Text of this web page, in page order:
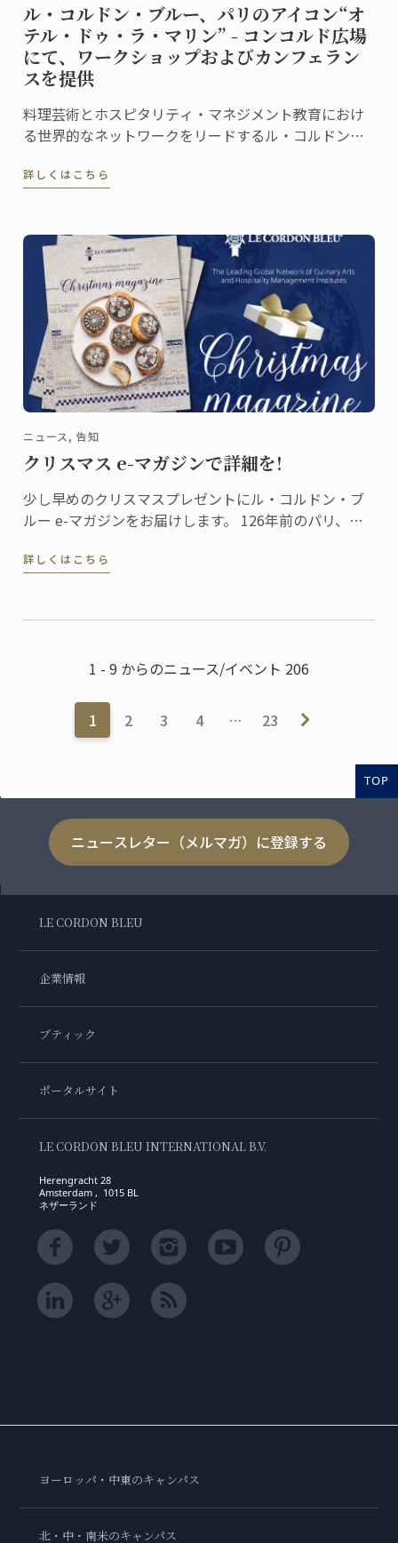
ル・コルドン・ブルー、パリのアイコン“オ
テル・ドゥ・ラ・マリン” - コンコルド広場
にて、ワークショップおよびカンフェラン
スを提供
料理芸術とホスピタリティ・マネジメント教育におけ
る世界的なネットワークをリードするル・コルドン・
des Monuments Nationaux, CMN）より、パリのオテ
詳しくはこちら
ニュース, 告知
クリスマス e-マガジンで詳細を!
少し早めのクリスマスプレゼントにル・コルドン・ブ
ルー e-マガジンをお届けします。 126年前のパリ、当
ー。 料理の出版物が始まりのきっかけでした。 この歴
詳しくはこちら
1 - 9 からのニュース/イベント 206
1 2 3 4 … 23
TOP
ニュースレター（メルマガ）に登録する
LE CORDON BLEU
企業情報
ブティック
ポータルサイト
LE CORDON BLEU INTERNATIONAL B.V.
Herengracht 28
Amsterdam , 1015 BL
ネザーランド
ヨーロッパ・中東のキャンパス
北・中・南米のキャンパス